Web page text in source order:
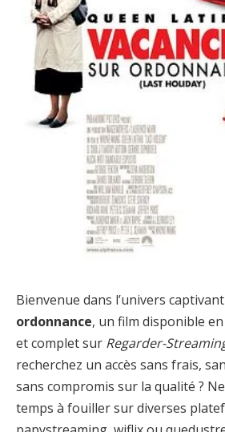
Bienvenue dans l’univers captivant
ordonnance, un film disponible
et complet sur Regarder-
recherchez un accès sans frais,
sans compromis sur la qualité ?
temps à fouiller sur diverses